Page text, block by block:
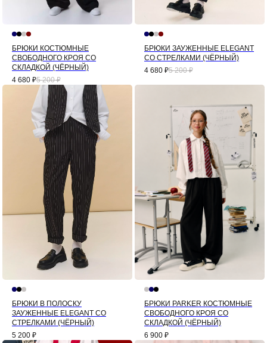
БРЮКИ КОСТЮМНЫЕ
СВОБОДНОГО КРОЯ СО
СКЛАДКОЙ (ЧЁРНЫЙ)
4 680 ₽5 200 ₽
БРЮКИ ЗАУЖЕННЫЕ ELEGANT
СО СТРЕЛКАМИ (ЧЁРНЫЙ)
4 680 ₽5 200 ₽
БРЮКИ В ПОЛОСКУ
ЗАУЖЕННЫЕ ELEGANT СО
СТРЕЛКАМИ (ЧЁРНЫЙ)
5 200 ₽
БРЮКИ PARKER КОСТЮМНЫЕ
СВОБОДНОГО КРОЯ СО
СКЛАДКОЙ (ЧЁРНЫЙ)
6 900 ₽